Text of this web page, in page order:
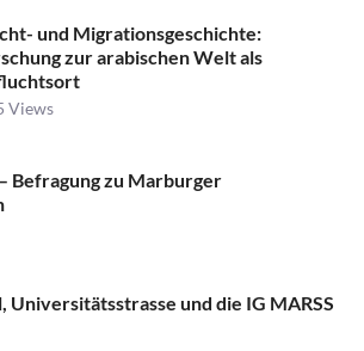
und Migrationsgeschichte:
zur arabischen Welt als
Views
Befragung zu Marburger
Universitätsstrasse und die IG MARSS